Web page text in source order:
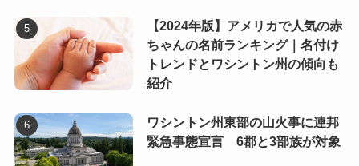
【2024年版】アメリカで人気の赤
ちゃんの名前ランキング｜名付け
トレンドとワシントン州の傾向も
紹介
ワシントン州東部の山火事に連邦
緊急事態宣言 6郡と3部族が対象